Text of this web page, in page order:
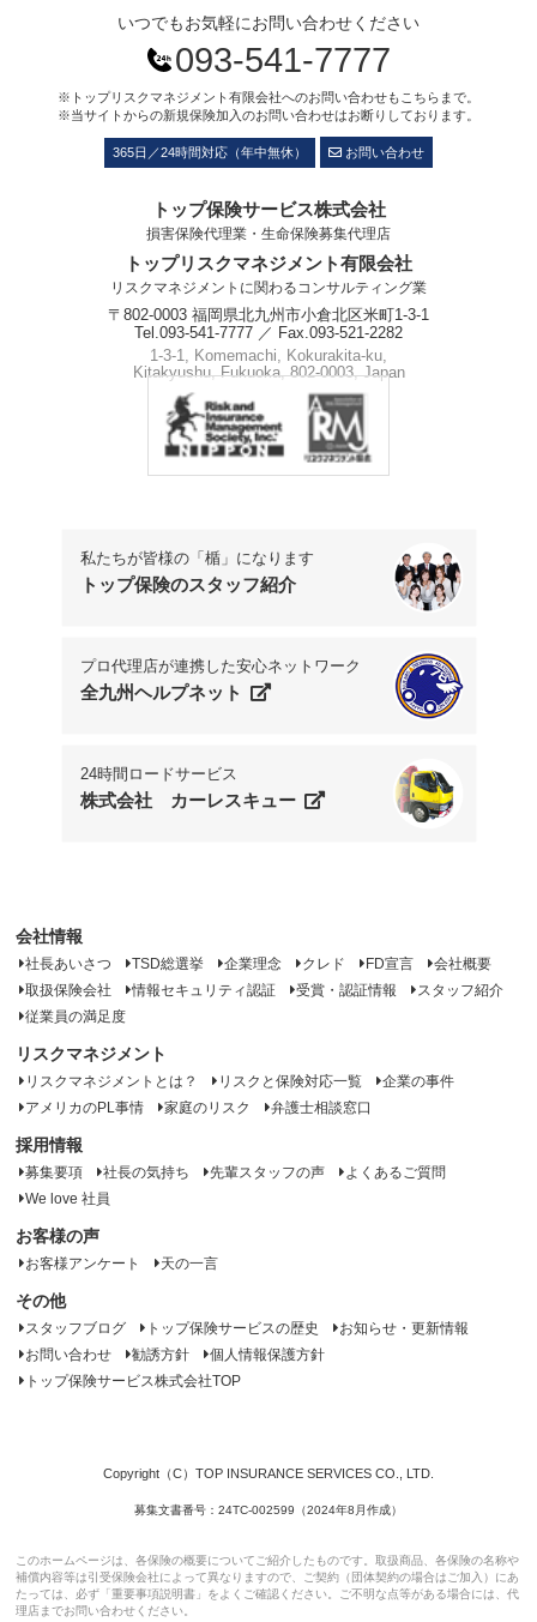
いつでもお気軽にお問い合わせください
093-541-7777
※トップリスクマネジメント有限会社へのお問い合わせもこちらまで。
※当サイトからの新規保険加入のお問い合わせはお断りしております。
365日／24時間対応（年中無休） お問い合わせ
トップ保険サービス株式会社
損害保険代理業・生命保険募集代理店
トップリスクマネジメント有限会社
リスクマネジメントに関わるコンサルティング業
〒802-0003 福岡県北九州市小倉北区米町1-3-1
Tel.093-541-7777 ／ Fax.093-521-2282
1-3-1, Komemachi, Kokurakita-ku,
Kitakyushu, Fukuoka, 802-0003, Japan
Phone.+81-93-541-7777
私たちが皆様の「楯」になります
トップ保険のスタッフ紹介
プロ代理店が連携した安心ネットワーク
全九州ヘルプネット
24時間ロードサービス
株式会社 カーレスキュー
会社情報
社長あいさつ TSD総選挙 企業理念 クレド FD宣言
会社概要
取扱保険会社
情報セキュリティ認証 受賞・認証情報
スタッフ紹介
従業員の満足度
リスクマネジメント
リスクマネジメントとは？ リスクと保険対応一覧
企業の事件
アメリカのPL事情
家庭のリスク 弁護士相談窓口
採用情報
募集要項 社長の気持ち 先輩スタッフの声
よくあるご質問
We love 社員
お客様の声
お客様アンケート 天の一言
その他
スタッフブログ トップ保険サービスの歴史
お知らせ・更新情報
お問い合わせ
勧誘方針
個人情報保護方針
トップ保険サービス株式会社TOP
Copyright（C）TOP INSURANCE SERVICES CO., LTD.
募集文書番号：24TC-002599（2024年8月作成）
このホームページは、各保険の概要についてご紹介したものです。取扱商品、各保険の名称や
補償内容等は引受保険会社によって異なりますので、ご契約（団体契約の場合はご加入）にあ
たっては、必ず「重要事項説明書」をよくご確認ください。ご不明な点等がある場合には、代
理店までお問い合わせください。